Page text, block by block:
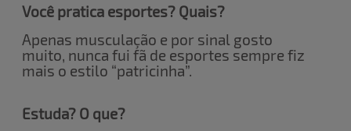
Você pratica esportes? Quais?
Apenas musculação e por sinal gosto
muito, nunca fui fã de esportes sempre fiz
mais o estilo “patricinha”.
Estuda? O que?